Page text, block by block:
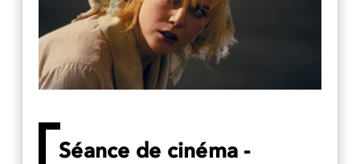
Séance de cinéma -